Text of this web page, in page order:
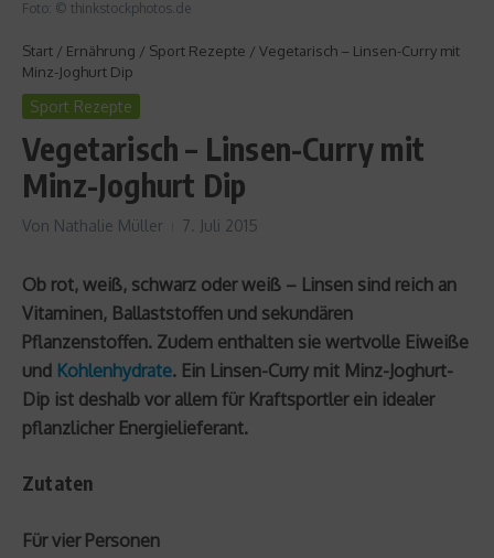
Foto: © thinkstockphotos.de
Start / Ernährung / Sport Rezepte / Vegetarisch – Linsen-Curry mit
Minz-Joghurt Dip
Sport Rezepte
Vegetarisch – Linsen-Curry mit
Minz-Joghurt Dip
Von Nathalie Müller 7. Juli 2015
Ob rot, weiß, schwarz oder weiß – Linsen sind reich an
Vitaminen, Ballaststoffen und sekundären
Pflanzenstoffen. Zudem enthalten sie wertvolle Eiweiße
und Kohlenhydrate. Ein Linsen-Curry mit Minz-Joghurt-
Dip ist deshalb vor allem für Kraftsportler ein idealer
pflanzlicher Energielieferant.
Zutaten
Für vier Personen